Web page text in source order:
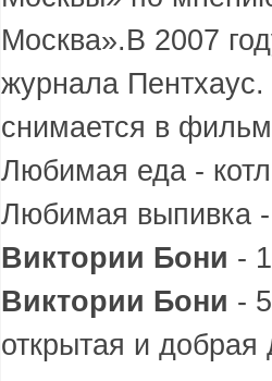
Москва».В 2007
журнала
снимается в
Любимая еда -
Любимая выпивка
Виктории Бони -
Виктории Бони -
открытая и